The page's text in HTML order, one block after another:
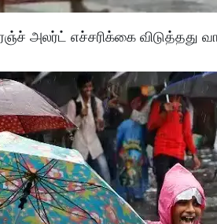
அலர்ட் எச்சரிக்கை விடுத்தது